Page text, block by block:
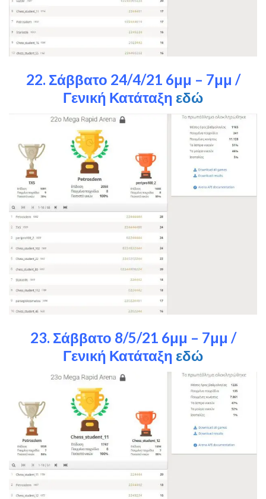
22. Σάββατο 24/4/21 6μμ – 7μμ /
Γενική Κατάταξη εδώ
23. Σάββατο 8/5/21 6μμ – 7μμ /
Γενική Κατάταξη εδώ